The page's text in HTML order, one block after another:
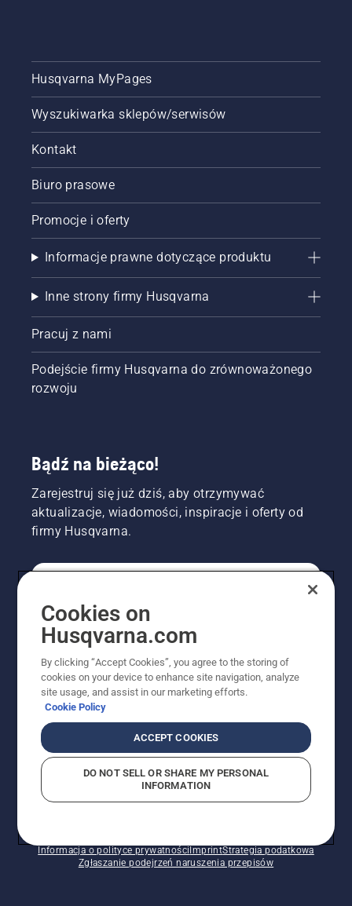
Husqvarna MyPages
Wyszukiwarka sklepów/serwisów
Kontakt
Biuro prasowe
Promocje i oferty
Informacje prawne dotyczące produktu
Inne strony firmy Husqvarna
Pracuj z nami
Podejście firmy Husqvarna do zrównoważonego
rozwoju
Bądź na bieżąco!
Zarejestruj się już dziś, aby otrzymywać
aktualizacje, wiadomości, inspiracje i oferty od
firmy Husqvarna.
PROFESJONALISTA
Informacja o polityce prywatnościImprintStrategia podatkowa
Zgłaszanie podejrzeń naruszenia przepisów
Cookies on
Husqvarna.com
By clicking “Accept Cookies”, you agree to the storing of
cookies on your device to enhance site navigation, analyze
site usage, and assist in our marketing efforts.
Cookie Policy
ACCEPT COOKIES
DO NOT SELL OR SHARE MY PERSONAL
INFORMATION